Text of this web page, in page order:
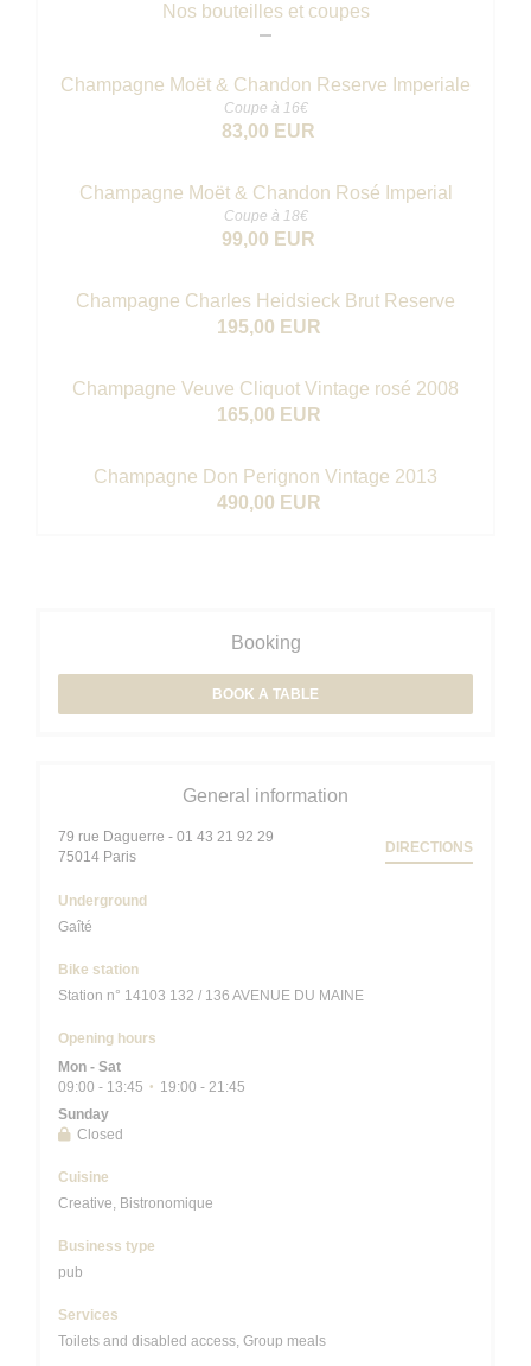
Nos bouteilles et coupes
Champagne Moët & Chandon Reserve Imperiale
Coupe à 16€
83,00 EUR
Champagne Moët & Chandon Rosé Imperial
Coupe à 18€
99,00 EUR
Champagne Charles Heidsieck Brut Reserve
195,00 EUR
Champagne Veuve Cliquot Vintage rosé 2008
165,00 EUR
Champagne Don Perignon Vintage 2013
490,00 EUR
Booking
BOOK A TABLE
General information
79 rue Daguerre - 01 43 21 92 29
75014 Paris((opens in a new window))
DIRECTIONS
Underground
Gaîté
Bike station
Station n° 14103 132 / 136 AVENUE DU MAINE
Opening hours
Mon - Sat
09:00 - 13:45 •
19:00 - 21:45
Sunday
Closed
Cuisine
Creative, Bistronomique
Business type
pub
Services
Toilets and disabled access, Group meals